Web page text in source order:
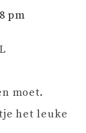
pm
moet.
het leuke